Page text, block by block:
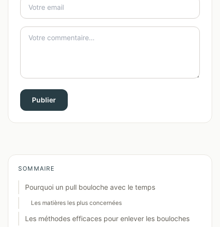
Publier
SOMMAIRE
Pourquoi un pull bouloche avec le temps
Les matières les plus concernées
Les méthodes efficaces pour enlever les bouloches